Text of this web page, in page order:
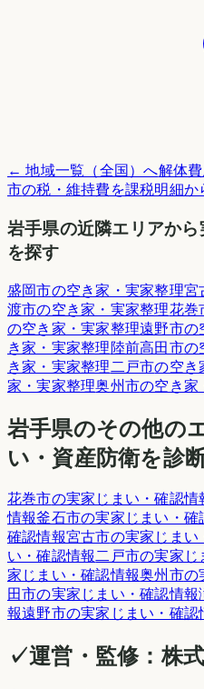
← 地域一覧（全国）へ解体
市の税・維持費を課税明細か
岩手県の近隣エリアか
を探す
盛岡市の空き家・実家整理宮
渡市の空き家・実家整理花巻
の空き家・実家整理遠野市の
き家・実家整理 陸前高田市の
き家・実家整理 二戸市の空き
家・実家整理奥州市の空き家
岩手県のその他の
い・資産防衛を診
花巻市の実家じまい・確認情
情報釜石市の実家じまい・確
確認情報宮古市の実家じまい
い・確認情報二戸市の実家じ
家じまい・確認情報奥州市の
田市の実家じまい・確認情報
報遠野市の実家じまい・確認
✓運営・監修：株